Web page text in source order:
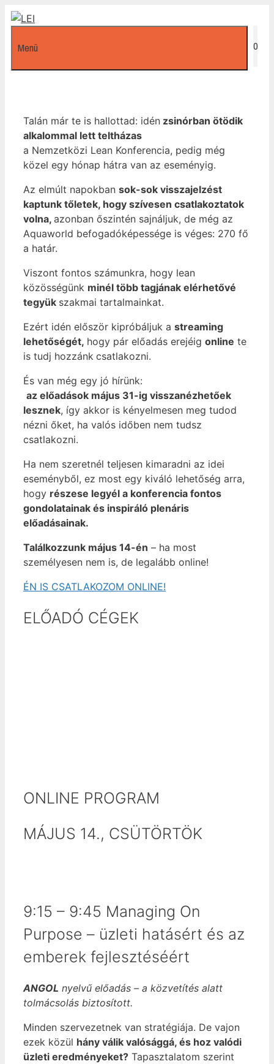
Kilépés
tartalomba
0
Menü
Talán már te is hallottad: idén zsinórban ötödik
alkalommal lett teltházas
a Nemzetközi Lean Konferencia, pedig még
közel egy hónap hátra van az eseményig.
Az elmúlt napokban sok-sok visszajelzést
kaptunk tőletek, hogy szívesen csatlakoztatok
volna, azonban őszintén sajnáljuk, de még az
Aquaworld befogadóképessége is véges: 270 fő
a határ.
Viszont fontos számunkra, hogy lean
közösségünk minél több tagjának elérhetővé
tegyük szakmai tartalmainkat.
Ezért idén először kipróbáljuk a streaming
lehetőségét, hogy pár előadás erejéig online te
is tudj hozzánk csatlakozni.
És van még egy jó hírünk:
az előadások május 31-ig visszanézhetőek
lesznek, így akkor is kényelmesen meg tudod
nézni őket, ha valós időben nem tudsz
csatlakozni.
Ha nem szeretnél teljesen kimaradni az idei
eseményből, ez most egy kiváló lehetőség arra,
hogy részese legyél a konferencia fontos
gondolatainak és inspiráló plenáris
előadásainak.
Találkozzunk május 14-én – ha most
személyesen nem is, de legalább online!
ÉN IS CSATLAKOZOM ONLINE!
ELŐADÓ CÉGEK
ONLINE PROGRAM
MÁJUS 14., CSÜTÖRTÖK
9:15 – 9:45 Managing On
Purpose – üzleti hatásért és az
emberek fejlesztéséért
ANGOL nyelvű előadás – a közvetítés alatt
tolmácsolás biztosított.
Minden szervezetnek van stratégiája. De vajon
ezek közül hány válik valósággá, és hoz valódi
üzleti eredményeket? Tapasztalatom szerint